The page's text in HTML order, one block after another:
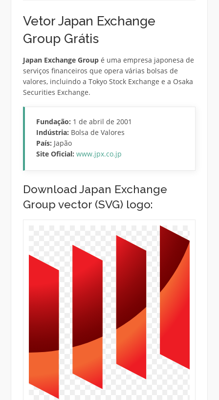
Vetor Japan Exchange
Group Grátis
Japan Exchange Groupé uma empresa japonesa de
serviços financeiros que opera várias bolsas de
valores, incluindo a Tokyo Stock Exchange e a Osaka
Securities Exchange.
Fundação: 1 de abril de 2001
Indústria: Bolsa de Valores
País: Japão
Site Oficial: www.jpx.co.jp
Download Japan Exchange
Group vector (SVG) logo: